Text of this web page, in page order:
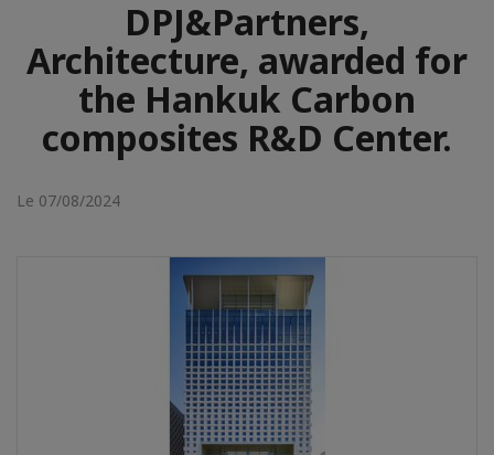
DPJ&Partners,
Architecture, awarded for
the Hankuk Carbon
composites R&D Center.
Le 07/08/2024